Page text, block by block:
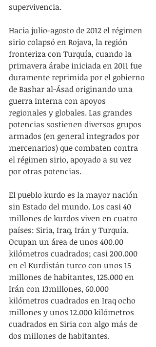
supervivencia.
Hacia julio-agosto de 2012 el régimen
sirio colapsó en Rojava, la región
fronteriza con Turquía, cuando la
primavera árabe iniciada en 2011 fue
duramente reprimida por el gobierno
de Bashar al-Ásad originando una
guerra interna con apoyos
regionales y globales. Las grandes
potencias sostienen diversos grupos
armados (en general integrados por
mercenarios) que combaten contra
el régimen sirio, apoyado a su vez
por otras potencias.
El pueblo kurdo es la mayor nación
sin Estado del mundo. Los casi 40
millones de kurdos viven en cuatro
países: Siria, Iraq, Irán y Turquía.
Ocupan un área de unos 400.00
kilómetros cuadrados; casi 200.000
en el Kurdistán turco con unos 15
millones de habitantes, 125.000 en
Irán con 13millones, 60.000
kilómetros cuadrados en Iraq ocho
millones y unos 12.000 kilómetros
cuadrados en Siria con algo más de
dos millones de habitantes.